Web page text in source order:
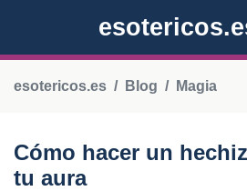
esotericos.es Blog Magia
Cómo hacer un
tu aura